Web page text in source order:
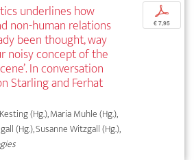
underlines how
non-human relations
been thought, way
noisy concept of the
In conversation
Starling and Ferhat
(Hg.), Maria Muhle (Hg.),
(Hg.), Susanne Witzgall (Hg.),
p
€ 7,95